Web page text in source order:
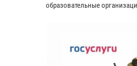
образовательные